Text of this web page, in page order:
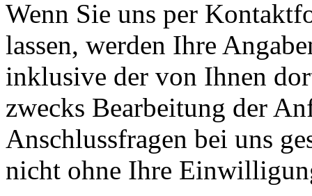
Wenn Sie uns per
lassen, werden Ihre
inklusive der von Ihnen
zwecks Bearbeitung der
Anschlussfragen bei uns
nicht ohne Ihre